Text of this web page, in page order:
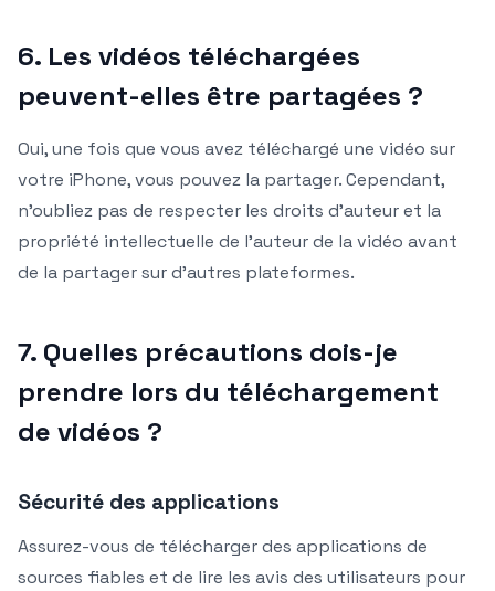
6. Les vidéos téléchargées
peuvent-elles être partagées ?
Oui, une fois que vous avez téléchargé une vidéo sur
votre iPhone, vous pouvez la partager. Cependant,
n’oubliez pas de respecter les droits d’auteur et la
propriété intellectuelle de l’auteur de la vidéo avant
de la partager sur d’autres plateformes.
7. Quelles précautions dois-je
prendre lors du téléchargement
de vidéos ?
Sécurité des applications
Assurez-vous de télécharger des applications de
sources fiables et de lire les avis des utilisateurs pour